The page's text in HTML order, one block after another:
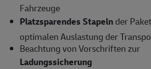
Fahrzeuge
Platzsparendes Stapelnder
optimalen Auslastung der
Beachtung von Vorschriften zur
Ladungssicherung